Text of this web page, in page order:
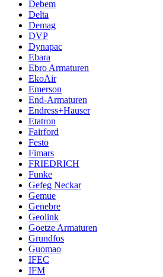
Debem
Delta
Demag
DVP
Dynapac
Ebara
Ebro Armaturen
EkoAir
Emerson
End-Armaturen
Endress+Hauser
Etatron
Fairford
Festo
Fimars
FRIEDRICH
Funke
Gefeg Neckar
Gemue
Genebre
Geolink
Goetze Armaturen
Grundfos
Guomao
IFEC
IFM